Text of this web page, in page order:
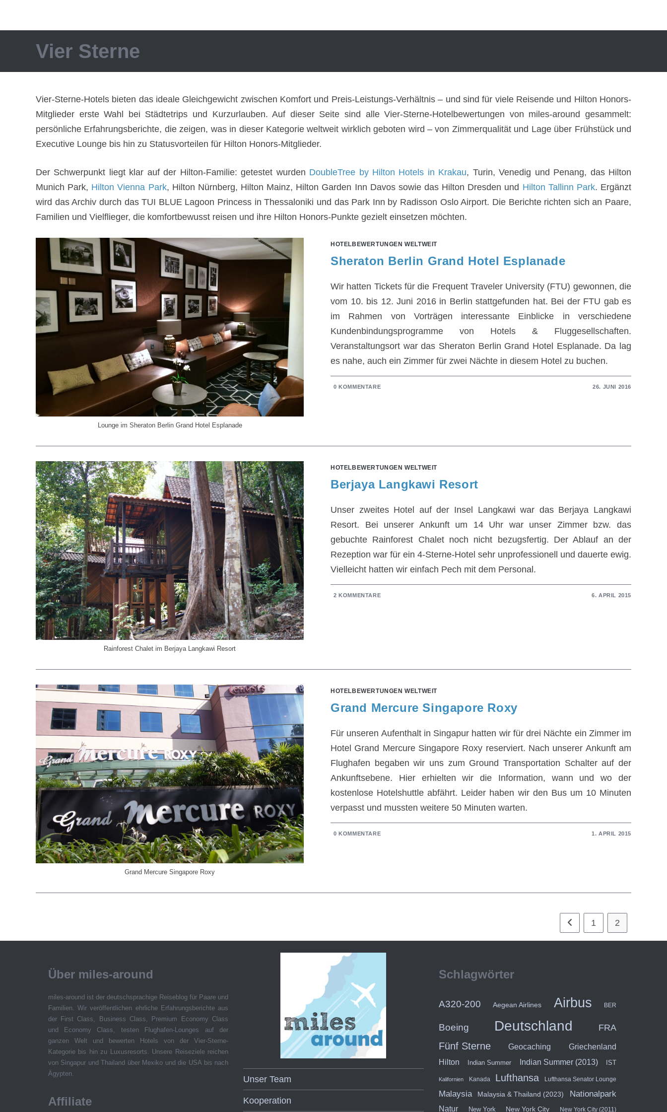
Vier Sterne
Vier-Sterne-Hotels bieten das ideale Gleichgewicht zwischen Komfort und Preis-Leistungs-Verhältnis – und sind für viele Reisende und Hilton Honors-
Mitglieder erste Wahl bei Städtetrips und Kurzurlauben. Auf dieser Seite sind alle Vier-Sterne-Hotelbewertungen von miles-around gesammelt:
persönliche Erfahrungsberichte, die zeigen, was in dieser Kategorie weltweit wirklich geboten wird – von Zimmerqualität und Lage über Frühstück und
Executive Lounge bis hin zu Statusvorteilen für Hilton Honors-Mitglieder.
Der Schwerpunkt liegt klar auf der Hilton-Familie: getestet wurden DoubleTree by Hilton Hotels in Krakau, Turin, Venedig und Penang, das Hilton
Munich Park, Hilton Vienna Park, Hilton Nürnberg, Hilton Mainz, Hilton Garden Inn Davos sowie das Hilton Dresden und Hilton Tallinn Park. Ergänzt
wird das Archiv durch das TUI BLUE Lagoon Princess in Thessaloniki und das Park Inn by Radisson Oslo Airport. Die Berichte richten sich an Paare,
Familien und Vielflieger, die komfortbewusst reisen und ihre Hilton Honors-Punkte gezielt einsetzen möchten.
Lounge im Sheraton Berlin Grand Hotel Esplanade
HOTELBEWERTUNGEN WELTWEIT
Sheraton Berlin Grand Hotel Esplanade
Wir hatten Tickets für die Frequent Traveler University (FTU) gewonnen, die
vom 10. bis 12. Juni 2016 in Berlin stattgefunden hat. Bei der FTU gab es
im Rahmen von Vorträgen interessante Einblicke in verschiedene
Kundenbindungsprogramme von Hotels & Fluggesellschaften.
Veranstaltungsort war das Sheraton Berlin Grand Hotel Esplanade. Da lag
es nahe, auch ein Zimmer für zwei Nächte in diesem Hotel zu buchen.
0 KOMMENTARE 26. JUNI 2016
Rainforest Chalet im Berjaya Langkawi Resort
HOTELBEWERTUNGEN WELTWEIT
Berjaya Langkawi Resort
Unser zweites Hotel auf der Insel Langkawi war das Berjaya Langkawi
Resort. Bei unserer Ankunft um 14 Uhr war unser Zimmer bzw. das
gebuchte Rainforest Chalet noch nicht bezugsfertig. Der Ablauf an der
Rezeption war für ein 4-Sterne-Hotel sehr unprofessionell und dauerte ewig.
Vielleicht hatten wir einfach Pech mit dem Personal.
2 KOMMENTARE 6. APRIL 2015
Grand Mercure Singapore Roxy
HOTELBEWERTUNGEN WELTWEIT
Grand Mercure Singapore Roxy
Für unseren Aufenthalt in Singapur hatten wir für drei Nächte ein Zimmer im
Hotel Grand Mercure Singapore Roxy reserviert. Nach unserer Ankunft am
Flughafen begaben wir uns zum Ground Transportation Schalter auf der
Ankunftsebene. Hier erhielten wir die Information, wann und wo der
kostenlose Hotelshuttle abfährt. Leider haben wir den Bus um 10 Minuten
verpasst und mussten weitere 50 Minuten warten.
0 KOMMENTARE 1. APRIL 2015
Gehe zur vorherigen Seite
1 2
Über miles-around
miles-around ist der deutschsprachige Reiseblog für Paare und
Familien. Wir veröffentlichen ehrliche Erfahrungsberichte aus
der First Class, Business Class, Premium Economy Class
und Economy Class, testen Flughafen-Lounges auf der
ganzen Welt und bewerten Hotels von der Vier-Sterne-
Kategorie bis hin zu Luxusresorts. Unsere Reiseziele reichen
von Singapur und Thailand über Mexiko und die USA bis nach
Ägypten.
Affiliate
Unser Team
Kooperation
Schlagwörter
A320-200 Aegean Airlines Airbus BER
Boeing Deutschland FRA
Fünf Sterne Geocaching Griechenland
Hilton Indian Summer Indian Summer (2013) IST
Kalifornien Kanada Lufthansa Lufthansa Senator Lounge
Malaysia Malaysia & Thailand (2023) Nationalpark
Natur New York New York City New York City (2011)